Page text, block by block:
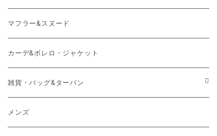
マフラー&スヌード
カーデ&ボレロ・ジャケット
雑貨・バッグ&ターバン
バッグ
メンズ